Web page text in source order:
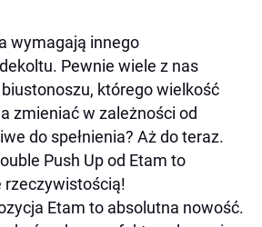
wymagają innego
Pewnie wiele z nas
którego wielkość
zmieniać w zależności od
do spełnienia? Aż do teraz.
Push Up od Etam to
rzeczywistością!
Etam to absolutna nowość.